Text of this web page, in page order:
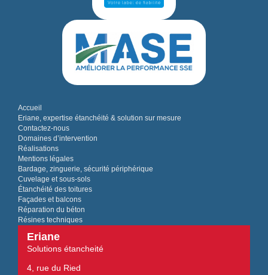
Accueil
Eriane, expertise étanchéité & solution sur mesure
Contactez-nous
Domaines d’intervention
Réalisations
Mentions légales
Bardage, zinguerie, sécurité périphérique
Cuvelage et sous-sols
Étanchéité des toitures
Façades et balcons
Réparation du béton
Résines techniques
Eriane
Solutions étancheité
4, rue du Ried